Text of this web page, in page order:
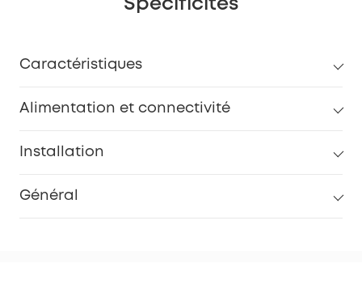
Spécificités
Caractéristiques
Alimentation et connectivité
Installation
Général